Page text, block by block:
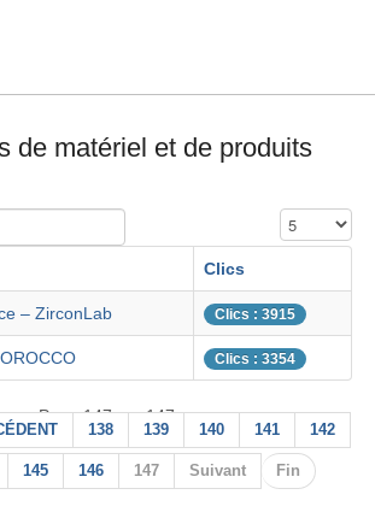
de matériel et de produits
Affichage #
Clics
– ZirconLab Clics : 3915
Clics : 3354
Page 147 sur 147
138 139 140 141 142
145 146 147 Suivant Fin